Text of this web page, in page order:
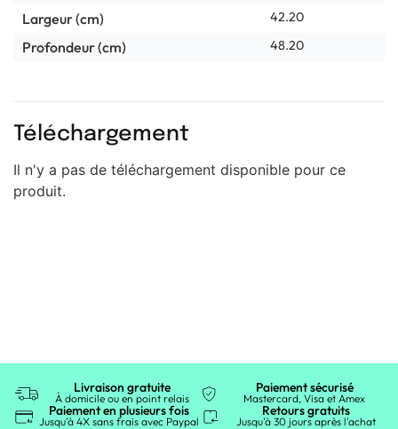
Largeur (cm) 42.20
Profondeur (cm) 48.20
Téléchargement
Il n'y a pas de téléchargement disponible pour ce
produit.
Livraison gratuite
À domicile ou en point relais
Paiement sécurisé
Mastercard, Visa et Amex
Paiement en plusieurs fois
Jusqu'à 4X sans frais avec Paypal
Retours gratuits
Jusqu'à 30 jours après l'achat